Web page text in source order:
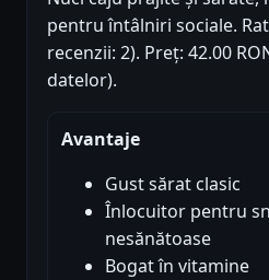
pentru întâlniri sociale.
recenzii: 2). Preț: 42.00
datelor).
Avantaje
Gust sărat clasic
Înlocuitor pentru
nesănătoase
Bogat în vitamine